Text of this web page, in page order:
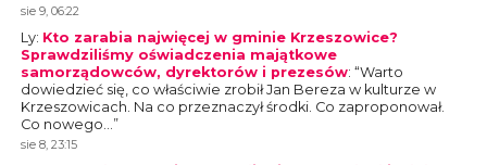
sie 9, 06:22
Ly: Kto zarabia najwięcej w gminie Krzeszowice?
Sprawdziliśmy oświadczenia majątkowe
samorządowców, dyrektorów i prezesów: “Warto
dowiedzieć się, co właściwie zrobił Jan Bereza w kulturze w
Krzeszowicach. Na co przeznaczył środki. Co zaproponował.
Co nowego… ”
sie 8, 23:15